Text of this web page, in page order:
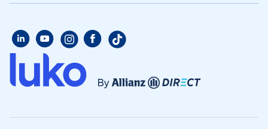
d'information Assurance Voyage Multirisque+option
sport
Conditions Générales Assurance Annulation Voyage
Document d'information Assurance Annulation
Assurance colocataire
Assurance étudiant
Assurance PVT
Assurance rapatriement
Aide habitation
Mon compte
Déclarer un sinistre
habitation
Presse
Avis
Allianz travel devient